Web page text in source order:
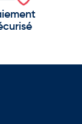
Rhône-Alpes.